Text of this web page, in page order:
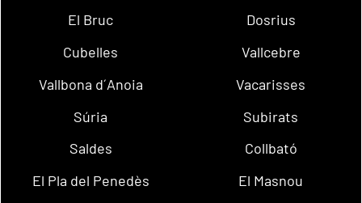
El Bruc
Dosrius
Cubelles
Vallcebre
Vallbona d´Anoia
Vacarisses
Súria
Subirats
Saldes
Collbató
El Pla del Penedès
El Masnou